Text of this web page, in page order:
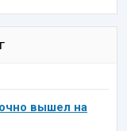
вышел на